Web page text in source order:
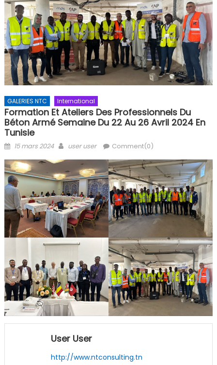
GALERIES NTC International
Formation Et Ateliers Des Professionnels Du
Béton Armé Semaine Du 22 Au 26 Avril 2024 En
Tunisie
Posted
15 mars 2024 Author
user user Comment(0)
User User
http://www.ntconsulting.tn